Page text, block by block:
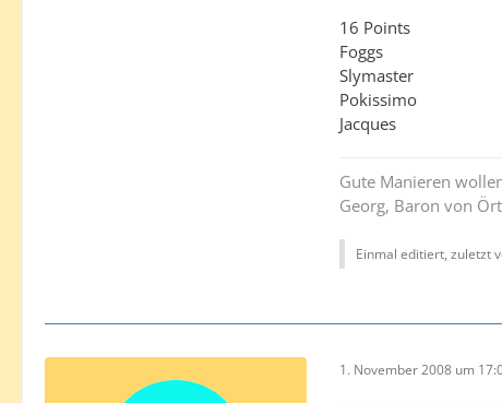
16 Points
Foggs
Slymaster
Pokissimo
Jacques
Gute Manieren
Georg, Baron von
Einmal editiert, zuletzt
1. November 2008 um